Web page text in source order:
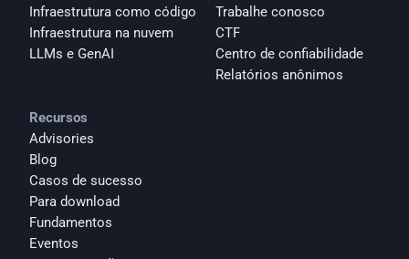
Infraestrutura como código
Infraestrutura na nuvem
LLMs e GenAI
Trabalhe conosco
CTF
Centro de confiabilidade
Relatórios anônimos
Recursos
Advisories
Blog
Casos de sucesso
Para download
Fundamentos
Eventos